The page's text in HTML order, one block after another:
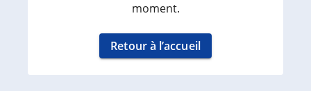
moment.
Retour à l’accueil